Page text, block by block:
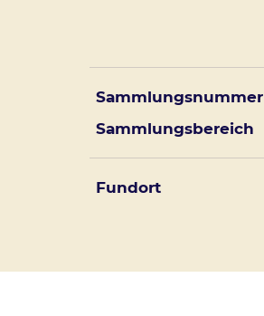
Sammlungsnummer
Sammlungsbereich
Fundort